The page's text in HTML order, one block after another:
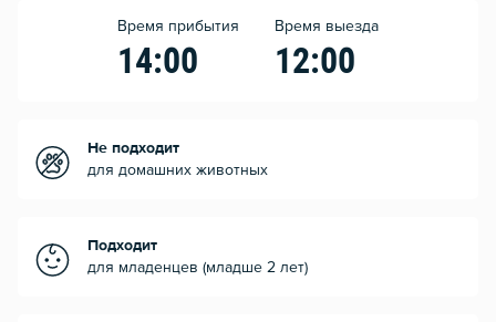
Время прибытия
14:00
Время выезда
12:00
Не подходит
для домашних животных
Подходит
для младенцев (младше 2 лет)